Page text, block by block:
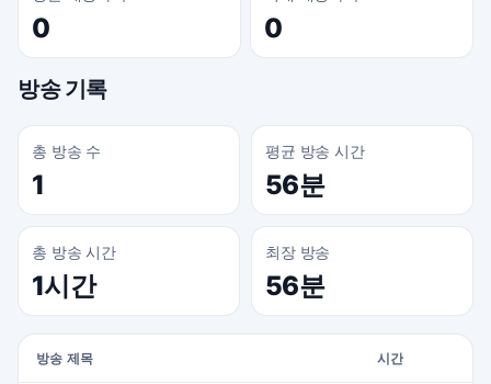
0 0
방송 기록
총 방송 수
1
평균 방송 시간
56분
총 방송 시간
1시간
최장 방송
56분
방송 제목 시간